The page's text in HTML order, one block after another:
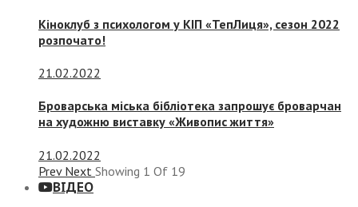
Кіноклуб з психологом у КІП «ТепЛиця», сезон 2022
розпочато!
21.02.2022
Броварська міська бібліотека запрошує броварчан
на художню виставку «Живопис життя»
21.02.2022
Prev Next Showing 1 Of 19
ВІДЕО